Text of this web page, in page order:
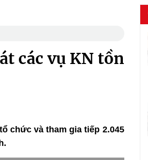
các vụ KN tồn
chức và tham gia tiếp 2.045